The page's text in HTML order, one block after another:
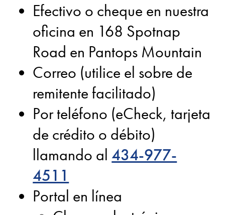
Efectivo o cheque en nuestra
oficina en 168 Spotnap
Road en Pantops Mountain
Correo (utilice el sobre de
remitente facilitado)
Por teléfono (eCheck, tarjeta
de crédito o débito)
llamando al 434-977-
4511
Portal en línea